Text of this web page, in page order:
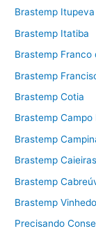
Brastemp Itupeva
Brastemp Itatiba
Brastemp Franco
Brastemp
Brastemp Cotia
Brastemp Campo
Brastemp
Brastemp Caieiras
Brastemp
Brastemp Vinhedo
Precisando